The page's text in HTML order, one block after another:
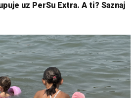
uz PerSu Extra. A ti? Saznaj